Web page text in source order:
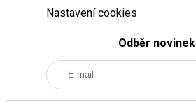
Nastavení cookies
Odběr novinek